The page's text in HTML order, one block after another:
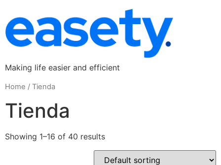
Making life easier and efficient
Home / Tienda
Tienda
Showing 1–16 of 40 results